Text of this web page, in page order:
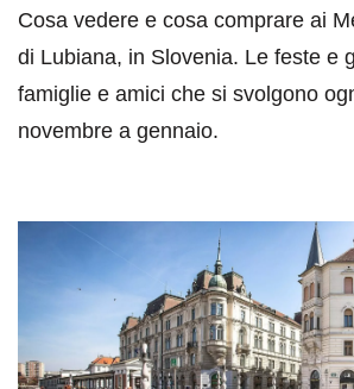
Cosa vedere e cosa comprare ai
di Lubiana, in Slovenia. Le feste e
famiglie e amici che si svolgono
novembre a gennaio.